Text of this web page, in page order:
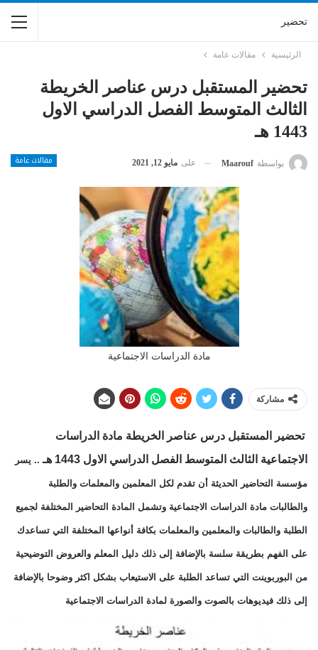
تحضير
الرئيسية مقالات عامة
تحضير المستقبل درس عناصر الخريطة
الثالث المتوسط الفصل الدراسي الاول
1443 هـ
مقالات عامة بواسطة Maarouf على مايو 12, 2021
مادة الدراسات الاجتماعية
مشاركة
تحضير المستقبل درس عناصر الخريطة مادة الدراسات
الاجتماعية الثالث المتوسط الفصل الدراسي الاول 1443 هـ .. يسر
مؤسسة التحاضير الحديثة أن تقدم لكل المعلمين والمعلمات والطلبة
والطالبات مادة الدراسات الاجتماعية وتشمل المادة التحاضير المختلفة لجميع
الطلبة والطالبات والمعلمين والمعلمات بكافة أنواعها المختلفة التي تساعدك
على الفهم بطريقة سلسة بالإضافة إلى ذلك دليل المعلم والعروض التوضيحية
من البوربوينت التي تساعد الطلبة على الاستيعاب بشكل اكثر وضوحا بالإضافة
إلى ذلك فيديوهات بالصوت والصورة لمادة الدراسات الاجتماعية